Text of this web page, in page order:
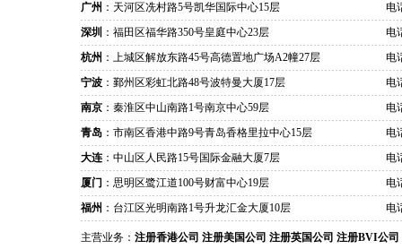
广州 ：天河区冼村路5号凯华国际中心15层
电
深圳 ：福田区福华路350号皇庭中心23层
电
杭州 ：上城区解放东路45号高德置地广场A2幢27层
电
宁波 ：鄞州区彩虹北路48号波特曼大厦17层
电
南京 ：秦淮区中山南路1号南京中心59层
电
青岛 ：市南区香港中路9号青岛香格里拉中心15层
电
大连 ：中山区人民路15号国际金融大厦7层
电
厦门 ：思明区鹭江道100号财富中心19层
电
福州 ：台江区光明南路1号升龙汇金大厦10层 电
主营业务： 注册香港公司 注册美国公司 注册英国公司 注册BVI公司